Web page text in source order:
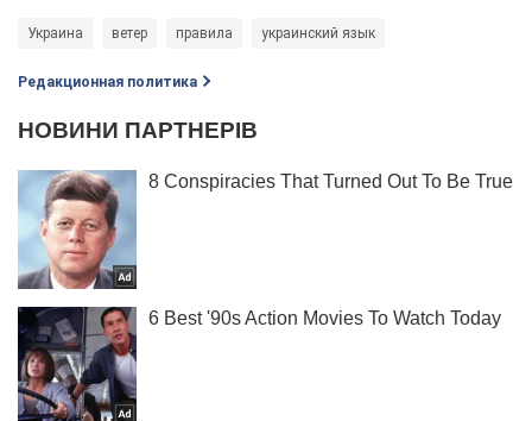
Украина ветер правила украинский язык
Редакционная политика